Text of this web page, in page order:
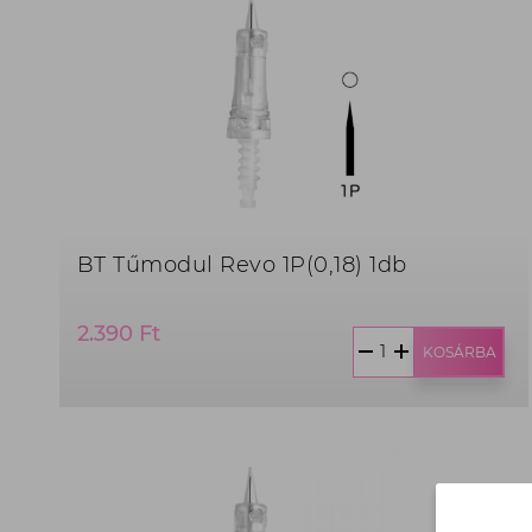
BT Tűmodul Revo 1P(0,18) 1db
Termék
2.390 Ft
KOSÁRBA